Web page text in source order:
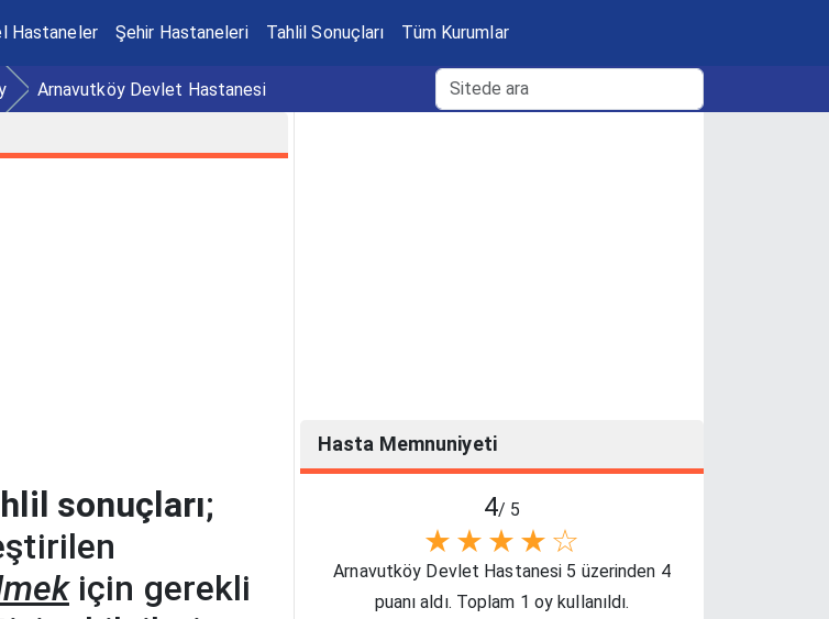
Hastaneler Şehir Hastaneleri Tahlil Sonuçları Tüm Kurumlar
Arnavutköy Devlet Hastanesi
sonuçları;
için gerekli
Hasta Memnuniyeti
4/ 5
☆
★
★
★
★
Arnavutköy Devlet Hastanesi 5 üzerinden 4
puanı aldı. Toplam 1 oy kullanıldı.